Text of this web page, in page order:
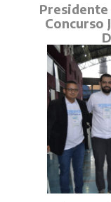
Presidente
Concurso